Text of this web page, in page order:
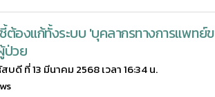
ต้องแก้ทั้งระบบ 'บุคลากรทางการแพท
ป่วย
บดี ที่ 13 มีนาคม 2568 เวลา 16:34 น.